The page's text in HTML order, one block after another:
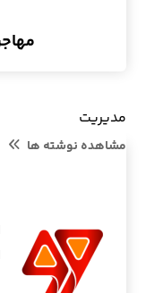
مدیریت
مشاهده نوشته ها